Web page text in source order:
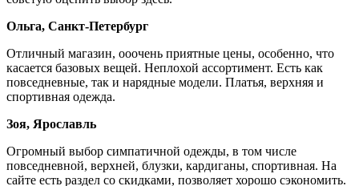
Ольга, Санкт-Петербург
Отличный магазин, ооочень приятные цены, особенно, что
касается базовых вещей. Неплохой ассортимент. Есть как
повседневные, так и нарядные модели. Платья, верхняя и
спортивная одежда.
Зоя, Ярославль
Огромный выбор симпатичной одежды, в том числе
повседневной, верхней, блузки, кардиганы, спортивная. На
сайте есть раздел со скидками, позволяет хорошо сэкономить.